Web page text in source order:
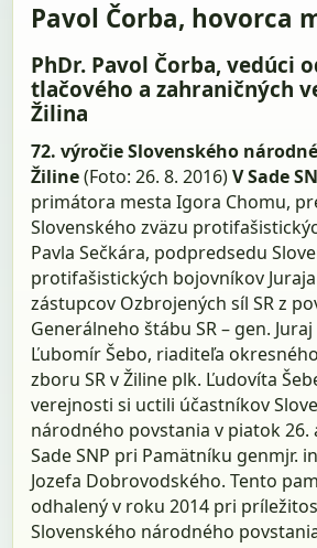
Pavol Čorba, hovorca
PhDr. Pavol Čorba, vedúci
tlačového a zahraničných
Žilina
72. výročie Slovenského
Žiline(Foto: 26. 8. 2016)V Sade
primátora mesta Igora Chomu,
Slovenského zväzu
Pavla Sečkára, podpredsedu
protifašistických bojovníkov
zástupcov Ozbrojených síl SR z
Generálneho štábu SR – gen.
Ľubomír Šebo, riaditeľa
zboru SR v Žiline plk. Ľudovíta
verejnosti si uctili účastníkov
národného povstania v piatok 26.
Sade SNP pri Pamätníku genmjr.
Jozefa Dobrovodského. Tento
odhalený v roku 2014 pri
Slovenského národného